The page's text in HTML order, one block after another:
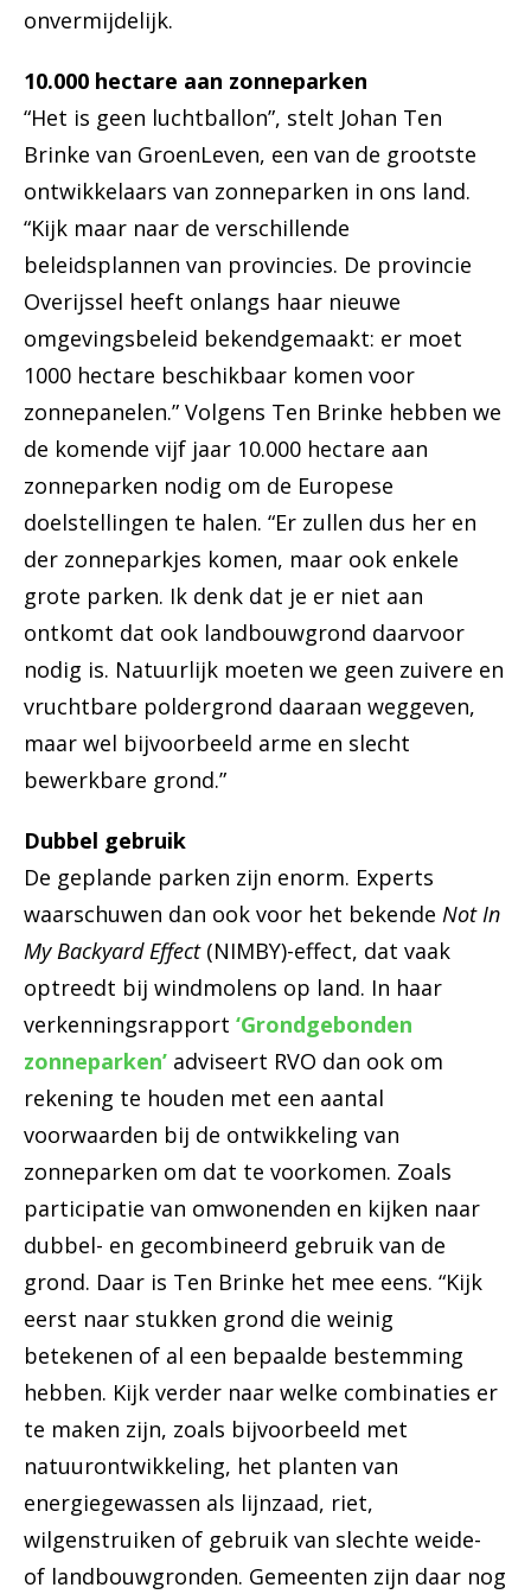
onvermijdelijk.
10.000 hectare aan zonneparken
“Het is geen luchtballon”, stelt Johan Ten
Brinke van GroenLeven, een van de grootste
ontwikkelaars van zonneparken in ons land.
“Kijk maar naar de verschillende
beleidsplannen van provincies. De provincie
Overijssel heeft onlangs haar nieuwe
omgevingsbeleid bekendgemaakt: er moet
1000 hectare beschikbaar komen voor
zonnepanelen.” Volgens Ten Brinke hebben we
de komende vijf jaar 10.000 hectare aan
zonneparken nodig om de Europese
doelstellingen te halen. “Er zullen dus her en
der zonneparkjes komen, maar ook enkele
grote parken. Ik denk dat je er niet aan
ontkomt dat ook landbouwgrond daarvoor
nodig is. Natuurlijk moeten we geen zuivere en
vruchtbare poldergrond daaraan weggeven,
maar wel bijvoorbeeld arme en slecht
bewerkbare grond.”
Dubbel gebruik
De geplande parken zijn enorm. Experts
waarschuwen dan ook voor het bekende Not In
My Backyard Effect (NIMBY)-effect, dat vaak
optreedt bij windmolens op land. In haar
verkenningsrapport ‘Grondgebonden
zonneparken’ adviseert RVO dan ook om
rekening te houden met een aantal
voorwaarden bij de ontwikkeling van
zonneparken om dat te voorkomen. Zoals
participatie van omwonenden en kijken naar
dubbel- en gecombineerd gebruik van de
grond. Daar is Ten Brinke het mee eens. “Kijk
eerst naar stukken grond die weinig
betekenen of al een bepaalde bestemming
hebben. Kijk verder naar welke combinaties er
te maken zijn, zoals bijvoorbeeld met
natuurontwikkeling, het planten van
energiegewassen als lijnzaad, riet,
wilgenstruiken of gebruik van slechte weide-
of landbouwgronden. Gemeenten zijn daar nog